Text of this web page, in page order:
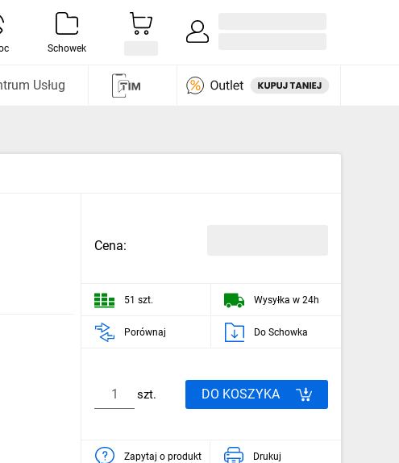
Schowek
Usług
Cena:
51 szt. Wysyłka w 24h
Porównaj Do Schowka
szt. DO KOSZYKA
Zapytaj o produkt Drukuj